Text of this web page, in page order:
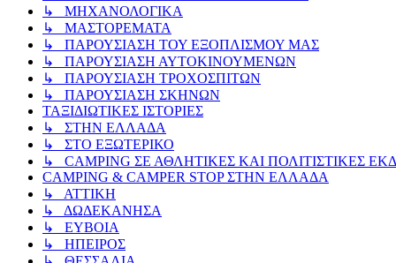
↳ ΜΗΧΑΝΟΛΟΓΙΚΑ
↳ ΜΑΣΤΟΡΕΜΑΤΑ
↳ ΠΑΡΟΥΣΙΑΣΗ ΤΟΥ ΕΞΟΠΛΙΣΜΟΥ ΜΑΣ
↳ ΠΑΡΟΥΣΙΑΣΗ ΑΥΤΟΚΙΝΟΥΜΕΝΩΝ
↳ ΠΑΡΟΥΣΙΑΣΗ ΤΡΟΧΟΣΠΙΤΩΝ
↳ ΠΑΡΟΥΣΙΑΣΗ ΣΚΗΝΩΝ
ΤΑΞΙΔΙΩΤΙΚΕΣ ΙΣΤΟΡΙΕΣ
↳ ΣΤΗΝ ΕΛΛΑΔΑ
↳ ΣΤΟ ΕΞΩΤΕΡΙΚΟ
↳ CAMPING ΣΕ ΑΘΛΗΤΙΚΕΣ ΚΑΙ ΠΟΛΙΤΙΣΤΙΚΕΣ
CAMPING & CAMPER STOP ΣΤΗN ΕΛΛΑΔΑ
↳ ΑΤΤΙΚΗ
↳ ΔΩΔΕΚΑΝΗΣΑ
↳ ΕΥΒΟΙΑ
↳ ΗΠΕΙΡΟΣ